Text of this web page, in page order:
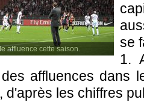
affluence cette saison.
se
1.
affluences dans
d'après les chiffres